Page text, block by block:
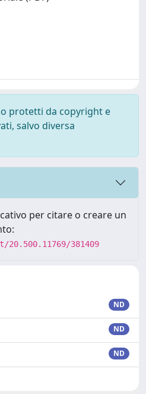
protetti da copyright e
salvo diversa
per citare o creare un
381409
ND
ND
ND